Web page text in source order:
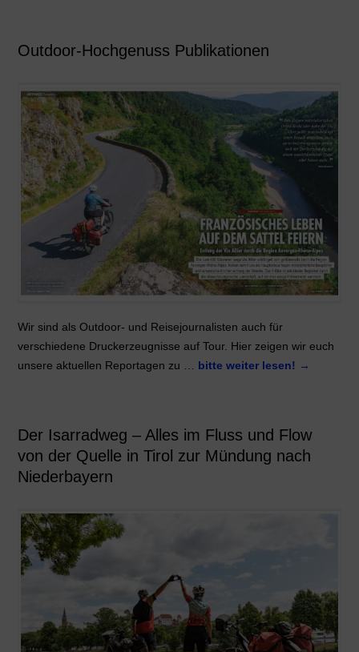
Outdoor-Hochgenuss Publikationen
Wir sind als Outdoor- und Reisejournalisten auch für
verschiedene Druckerzeugnisse auf Tour. Hier zeigen wir euch
unsere aktuellen Reportagen zu … bitte weiter lesen! →
Der Isarradweg – Alles im Fluss und Flow
von der Quelle in Tirol zur Mündung nach
Niederbayern